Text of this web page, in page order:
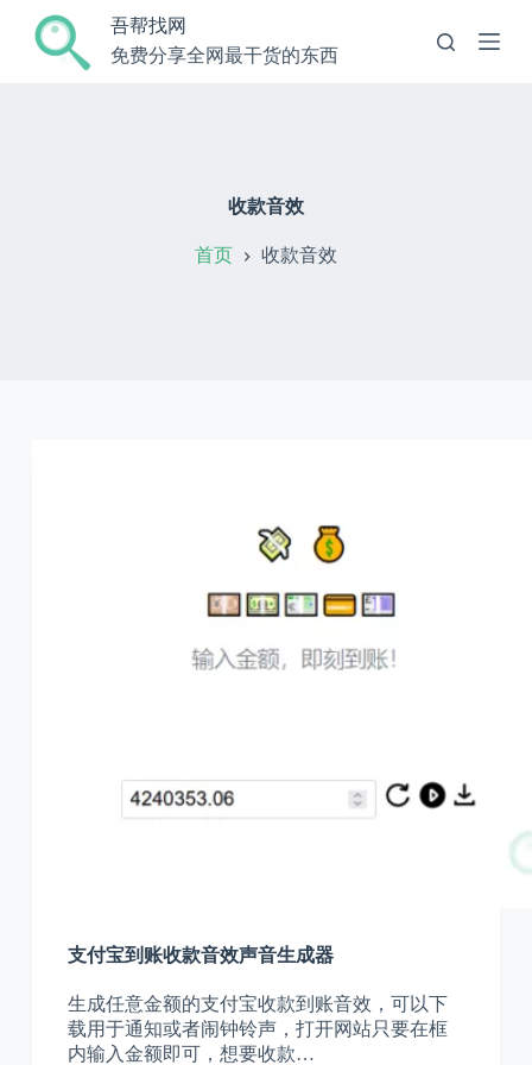
跳
过
吾帮找网
免费分享全网最干货的东西
收款音效
首页 收款音效
支付宝到账收款音效声音生成器
生成任意金额的支付宝收款到账音效，可以下
载用于通知或者闹钟铃声，打开网站只要在框
内输入金额即可，想要收款…